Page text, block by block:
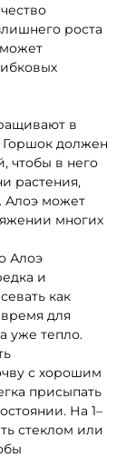
роста
в
Горшок должен
чтобы в него
растения,
Алоэ может
многих
Алоэ
и
как
для
уже тепло.
с хорошим
присыпать
На 1–
стеклом или